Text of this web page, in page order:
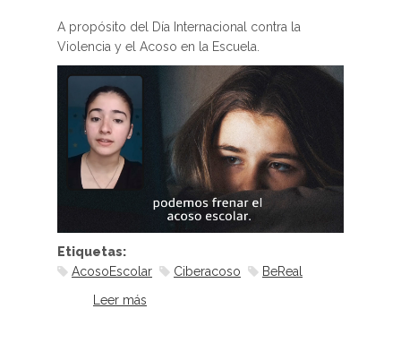
A propósito del Día Internacional contra la
Violencia y el Acoso en la Escuela.
Etiquetas:
AcosoEscolar
Ciberacoso
BeReal
Leer más